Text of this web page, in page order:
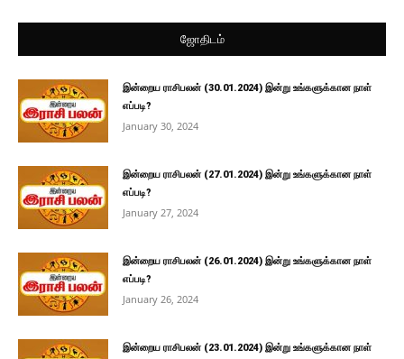
ஜோதிடம்
இன்றைய ராசிபலன் (30.01.2024) இன்று உங்களுக்கான நாள்
எப்படி?
January 30, 2024
இன்றைய ராசிபலன் (27.01.2024) இன்று உங்களுக்கான நாள்
எப்படி?
January 27, 2024
இன்றைய ராசிபலன் (26.01.2024) இன்று உங்களுக்கான நாள்
எப்படி?
January 26, 2024
இன்றைய ராசிபலன் (23.01.2024) இன்று உங்களுக்கான நாள்